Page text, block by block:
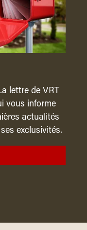
lettre de VRT
vous informe
actualités
exclusivités.